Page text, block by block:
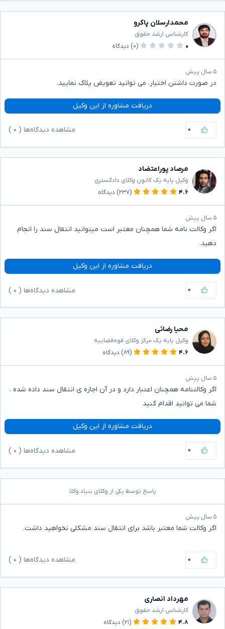
محمدارسلان پاکرو
کارشناس ارشد حقوق
۰
(۰) دیدگاه
۵ سال پیش
در صورت داشتن اختیار، می توانید تعویض پلاک نمایید.
دریافت مشاوره از این وکیل
۰ مشاهده دیدگاه‌ها ( ۰
مرصاد پوراعتضاد
وکیل پایه یک کانون وکلای دادگستری
۴.۶
(۲۳۷) دیدگاه
۵ سال پیش
اگر وکالت نامه شما همچنان معتبر است میتوانید انتقال سند را انجام
دهید.
دریافت مشاوره از این وکیل
۰ مشاهده دیدگاه‌ها ( ۰
محیا رضائی
وکیل پایه یک مرکز وکلای قوه‌قضاییه
۴.۶
(۸۹) دیدگاه
۵ سال پیش
اگر وکالتنامه همچنان اعتبار دارد و در آن اجازه ی انتقال سند داده شده ،
شما می توانید اقدام کنید
دریافت مشاوره از این وکیل
۰ مشاهده دیدگاه‌ها ( ۰
پاسخ توسط یکی از وکلای بنیاد وکلا
۵ سال پیش
اگر وکالت شما معتبر باشد برای انتقال سند مشکلی نخواهید داشت.
۰ مشاهده دیدگاه‌ها ( ۰
مهرداد انصاری
کارشناس ارشد حقوق
۴.۸
(۲۱) دیدگاه